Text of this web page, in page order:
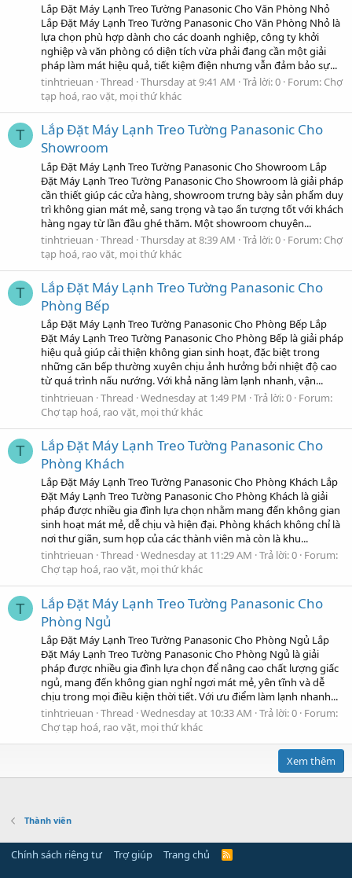
Lắp Đặt Máy Lạnh Treo Tường Panasonic Cho Văn Phòng Nhỏ
Lắp Đặt Máy Lạnh Treo Tường Panasonic Cho Văn Phòng Nhỏ là
lựa chọn phù hợp dành cho các doanh nghiệp, công ty khởi
nghiệp và văn phòng có diện tích vừa phải đang cần một giải
pháp làm mát hiệu quả, tiết kiệm điện nhưng vẫn đảm bảo sự...
tinhtrieuan Thread Thursday at 9:41 AM Trả lời: 0 Forum: Chợ
tạp hoá, rao vặt, mọi thứ khác
T
Lắp Đặt Máy Lạnh Treo Tường Panasonic Cho
Showroom
Lắp Đặt Máy Lạnh Treo Tường Panasonic Cho Showroom Lắp
Đặt Máy Lạnh Treo Tường Panasonic Cho Showroom là giải pháp
cần thiết giúp các cửa hàng, showroom trưng bày sản phẩm duy
trì không gian mát mẻ, sang trọng và tạo ấn tượng tốt với khách
hàng ngay từ lần đầu ghé thăm. Một showroom chuyên...
tinhtrieuan Thread Thursday at 8:39 AM Trả lời: 0 Forum: Chợ
tạp hoá, rao vặt, mọi thứ khác
T
Lắp Đặt Máy Lạnh Treo Tường Panasonic Cho
Phòng Bếp
Lắp Đặt Máy Lạnh Treo Tường Panasonic Cho Phòng Bếp Lắp
Đặt Máy Lạnh Treo Tường Panasonic Cho Phòng Bếp là giải pháp
hiệu quả giúp cải thiện không gian sinh hoạt, đặc biệt trong
những căn bếp thường xuyên chịu ảnh hưởng bởi nhiệt độ cao
từ quá trình nấu nướng. Với khả năng làm lạnh nhanh, vận...
tinhtrieuan Thread Wednesday at 1:49 PM Trả lời: 0 Forum:
Chợ tạp hoá, rao vặt, mọi thứ khác
T
Lắp Đặt Máy Lạnh Treo Tường Panasonic Cho
Phòng Khách
Lắp Đặt Máy Lạnh Treo Tường Panasonic Cho Phòng Khách Lắp
Đặt Máy Lạnh Treo Tường Panasonic Cho Phòng Khách là giải
pháp được nhiều gia đình lựa chọn nhằm mang đến không gian
sinh hoạt mát mẻ, dễ chịu và hiện đại. Phòng khách không chỉ là
nơi thư giãn, sum họp của các thành viên mà còn là khu...
tinhtrieuan Thread Wednesday at 11:29 AM Trả lời: 0 Forum:
Chợ tạp hoá, rao vặt, mọi thứ khác
T
Lắp Đặt Máy Lạnh Treo Tường Panasonic Cho
Phòng Ngủ
Lắp Đặt Máy Lạnh Treo Tường Panasonic Cho Phòng Ngủ Lắp
Đặt Máy Lạnh Treo Tường Panasonic Cho Phòng Ngủ là giải
pháp được nhiều gia đình lựa chọn để nâng cao chất lượng giấc
ngủ, mang đến không gian nghỉ ngơi mát mẻ, yên tĩnh và dễ
chịu trong mọi điều kiện thời tiết. Với ưu điểm làm lạnh nhanh...
tinhtrieuan Thread Wednesday at 10:33 AM Trả lời: 0 Forum:
Chợ tạp hoá, rao vặt, mọi thứ khác
Xem thêm
Thành viên
Chính sách riêng tư Trợ giúp Trang chủ
R